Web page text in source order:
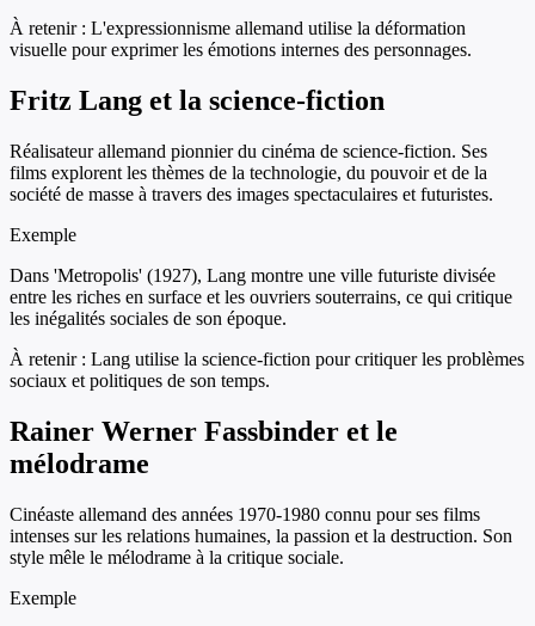
À retenir : L'expressionnisme allemand utilise la déformation
visuelle pour exprimer les émotions internes des personnages.
Fritz Lang et la science-fiction
Réalisateur allemand pionnier du cinéma de science-fiction. Ses
films explorent les thèmes de la technologie, du pouvoir et de la
société de masse à travers des images spectaculaires et futuristes.
Exemple
Dans 'Metropolis' (1927), Lang montre une ville futuriste divisée
entre les riches en surface et les ouvriers souterrains, ce qui critique
les inégalités sociales de son époque.
À retenir : Lang utilise la science-fiction pour critiquer les problèmes
sociaux et politiques de son temps.
Rainer Werner Fassbinder et le
mélodrame
Cinéaste allemand des années 1970-1980 connu pour ses films
intenses sur les relations humaines, la passion et la destruction. Son
style mêle le mélodrame à la critique sociale.
Exemple